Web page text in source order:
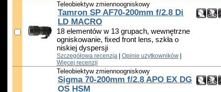
Teleobiektyw zmiennoogniskowy
Tamron SP AF70-200mm f/2.8 Di
LD MACRO
18 elementów w 13 grupach, wewnętrzne
ogniskowanie, fixed front lens, szkła o
niskiej dyspersji
Szczegółowa recenzja Opinie użytkowników
Więcej recenzji
Teleobiektyw zmiennoogniskowy
Sigma 70-200mm f/2.8 APO EX DG
OS HSM